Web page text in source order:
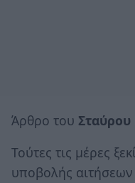
Άρθρο του
Τούτες τις μέρες
υποβολής